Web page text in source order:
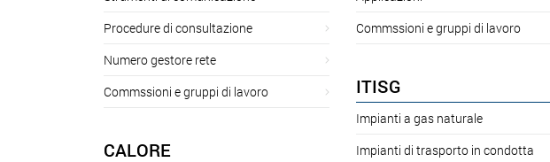
Procedure di consultazione
Numero gestore rete
Commssioni e gruppi di lavoro
CALORE
Commssioni e gruppi di lavoro
ITISG
Impianti a gas naturale
Impianti di trasporto in condotta